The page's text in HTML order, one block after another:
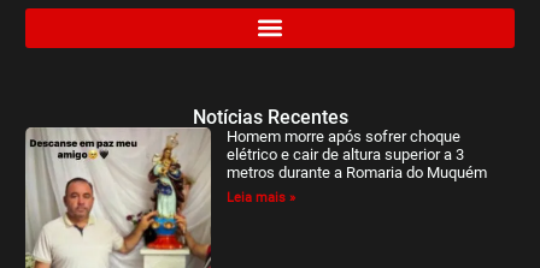
Notícias Recentes
Homem morre após sofrer choque
elétrico e cair de altura superior a 3
metros durante a Romaria do Muquém
Leia mais »